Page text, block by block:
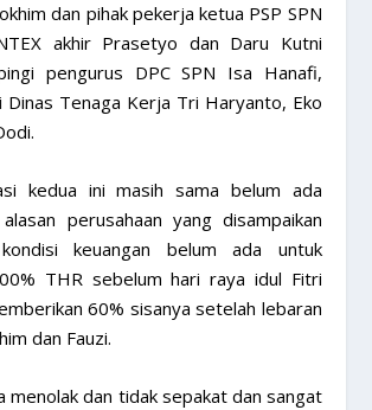
dan pihak pekerja ketua PSP SPN
akhir Prasetyo dan Daru Kutni
pengurus DPC SPN Isa Hanafi,
Tenaga Kerja Tri Haryanto, Eko
kedua ini masih sama belum ada
perusahaan yang disampaikan
keuangan belum ada untuk
THR sebelum hari raya idul Fitri
60% sisanya setelah lebaran
dan Fauzi.
menolak dan tidak sepakat dan sangat